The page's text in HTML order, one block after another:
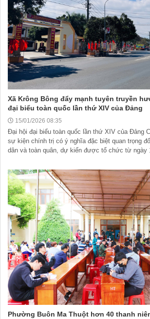
Xã Krông Bông đẩy mạnh tuyên truyền
đại biểu toàn quốc lần thứ XIV của Đảng
15/01/2026 08:35
Đại hội đại biểu toàn quốc lần thứ XIV của Đảng
sự kiện chính trị có ý nghĩa đặc biệt quan trọng
dân và toàn quân, dự kiến được tổ chức từ ngày
Phường Buôn Ma Thuột hơn 40 thanh